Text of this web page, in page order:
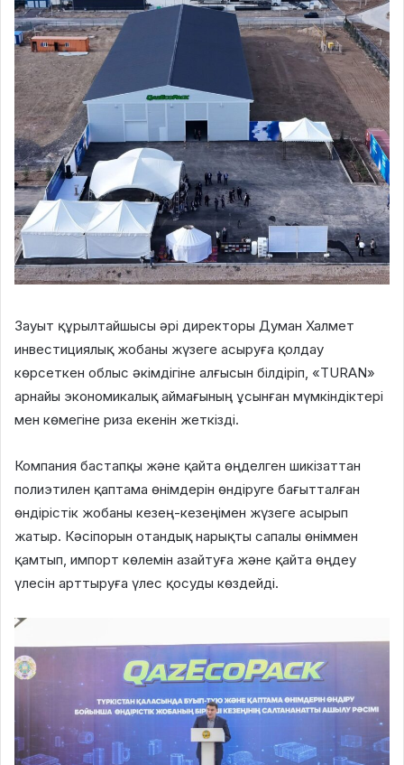
Зауыт құрылтайшысы әрі директоры Думан Халмет
инвестициялық жобаны жүзеге асыруға қолдау
көрсеткен облыс әкімдігіне алғысын білдіріп, «TURAN»
арнайы экономикалық аймағының ұсынған мүмкіндіктері
мен көмегіне риза екенін жеткізді.
Компания бастапқы және қайта өңделген шикізаттан
полиэтилен қаптама өнімдерін өндіруге бағытталған
өндірістік жобаны кезең-кезеңімен жүзеге асырып
жатыр. Кәсіпорын отандық нарықты сапалы өніммен
қамтып, импорт көлемін азайтуға және қайта өңдеу
үлесін арттыруға үлес қосуды көздейді.